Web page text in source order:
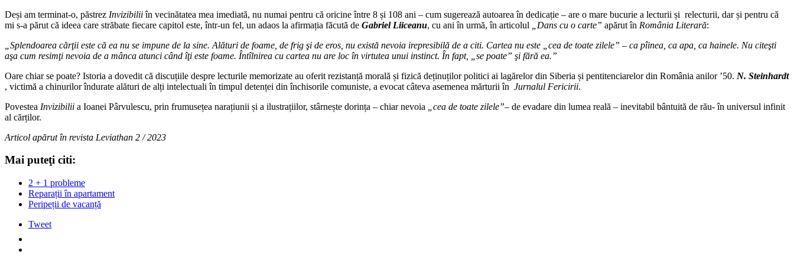
Deși am terminat-o, păstrez Invizibiliiîn vecinătatea mea imediată, nu numai pentru că oricine între 8 și 108 ani – cum sugerează autoarea în dedicație – are o mare bucurie a lecturii și relecturii, dar și pentru că
mi s-a părut că ideea care străbate fiecare capitol este, într-un fel, un adaos la afirmația făcută de Gabriel Liiceanu, cu ani în urmă, în articolul „Dans cu o carte” apărut în România Literară:
„Splendoarea cărţii este că ea nu se impune de la sine. Alături de foame, de frig şi de eros, nu există nevoia irepresibilă de a citi. Cartea nu este „cea de toate zilele” – ca pîinea, ca apa, ca hainele. Nu citeşti
aşa cum resimţi nevoia de a mânca atunci când îţi este foame. Întîlnirea cu cartea nu are loc în virtutea unui instinct. În fapt, „se poate” şi fără ea.”
Oare chiar se poate? Istoria a dovedit că discuțiile despre lecturile memorizate au oferit rezistanță morală și fizică deținuților politici ai lagărelor din Siberia și pentitenciarelor din România anilor ’50. N. Steinhardt
, victimă a chinurilor îndurate alături de alți intelectuali în timpul detenței din închisorile comuniste, a evocat câteva asemenea mărturii în Jurnalul Fericirii.
Povestea Invizibilii a Ioanei Pârvulescu, prin frumusețea narațiunii și a ilustrațiilor, stârnește dorința – chiar nevoia „cea de toate zilele”– de evadare din lumea reală – inevitabil bântuită de rău- în universul infinit
al cărților.
Articol apărut în revista Leviathan 2 / 2023
Mai puteţi citi:
2 + 1 probleme
Reparații în apartament
Peripeții de vacanță
Tweet